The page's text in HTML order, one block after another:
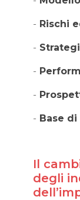
- Rischi
-
-
-
- Base
Il
degli